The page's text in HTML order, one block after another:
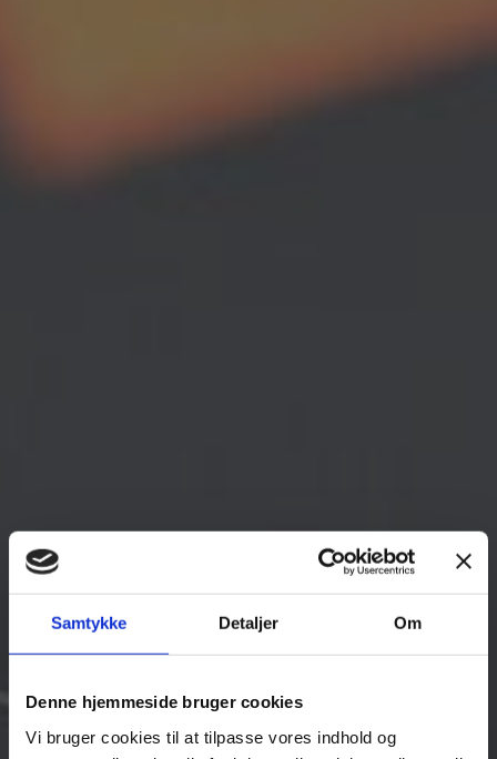
Samtykke Detaljer Om
Denne hjemmeside bruger cookies
Vi bruger cookies til at tilpasse vores indhold og